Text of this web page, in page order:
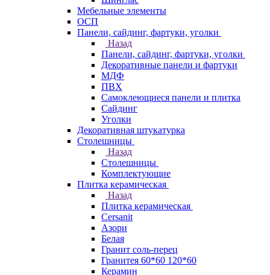
Мебельные элементы
ОСП
Панели, сайдинг, фартуки, уголки
Назад
Панели, сайдинг, фартуки, уголки
Декоративные панели и фартуки
МДФ
ПВХ
Самоклеющиеся панели и плитка
Сайдинг
Уголки
Декоративная штукатурка
Столешницы
Назад
Столешницы
Комплектующие
Плитка керамическая
Назад
Плитка керамическая
Cersanit
Азори
Белая
Гранит соль-перец
Гранитея 60*60 120*60
Керамин